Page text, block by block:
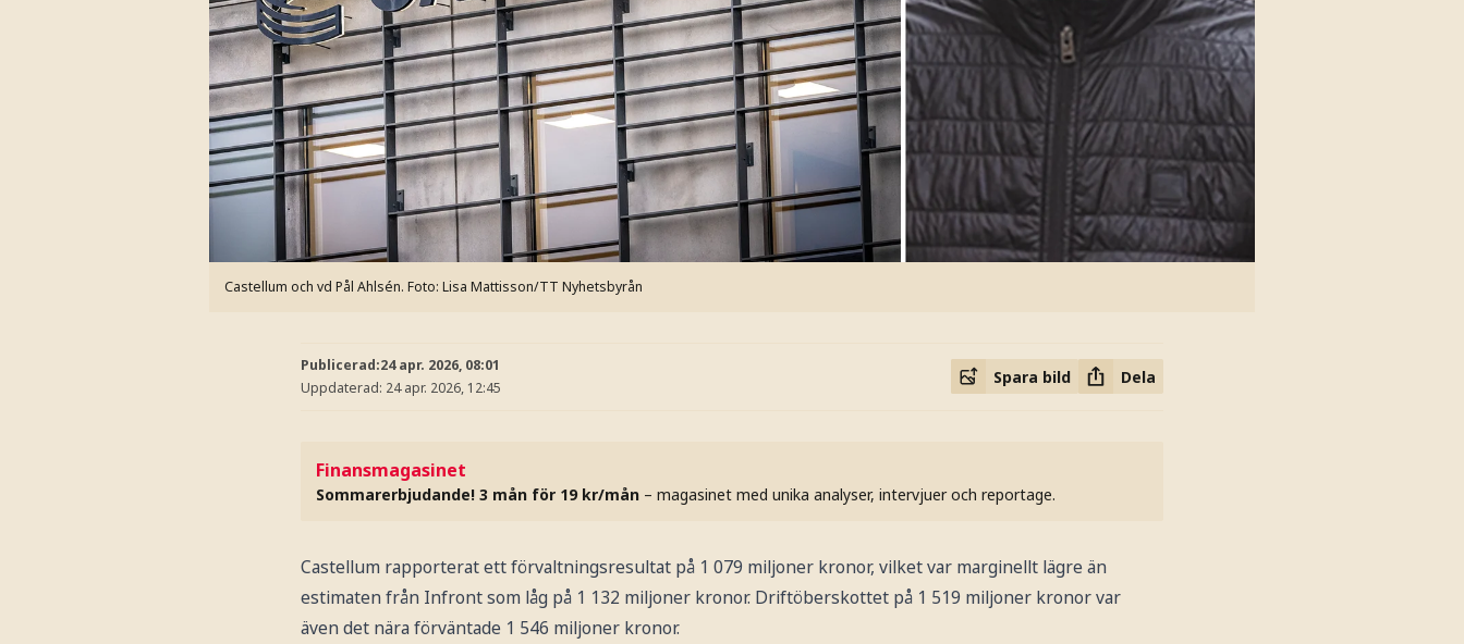
Castellum och vd Pål Ahlsén. Foto: Lisa Mattisson/TT Nyhetsbyrån
Publicerad:24 apr. 2026, 08:01
Uppdaterad: 24 apr. 2026, 12:45
Spara bild Dela
Finansmagasinet
Sommarerbjudande! 3 mån för 19 kr/mån – magasinet med unika analyser, intervjuer och reportage.
Castellum rapporterat ett förvaltningsresultat på 1 079 miljoner kronor, vilket var marginellt lägre än
estimaten från Infront som låg på 1 132 miljoner kronor. Driftöberskottet på 1 519 miljoner kronor var
även det nära förväntade 1 546 miljoner kronor.